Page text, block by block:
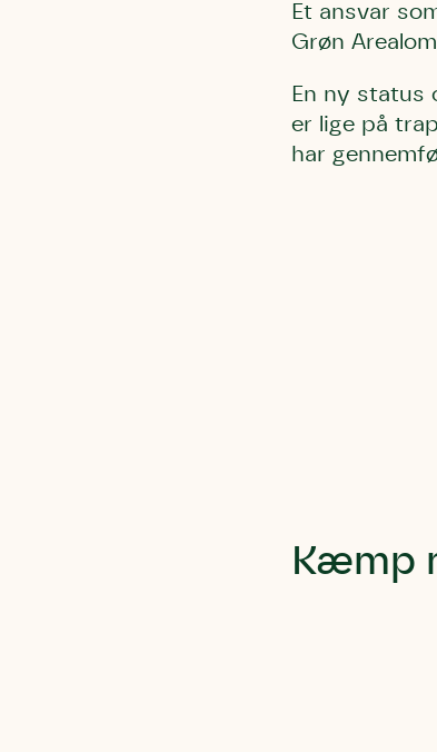
Et ansvar
Grøn
En ny status
er lige på
har
Kæmp